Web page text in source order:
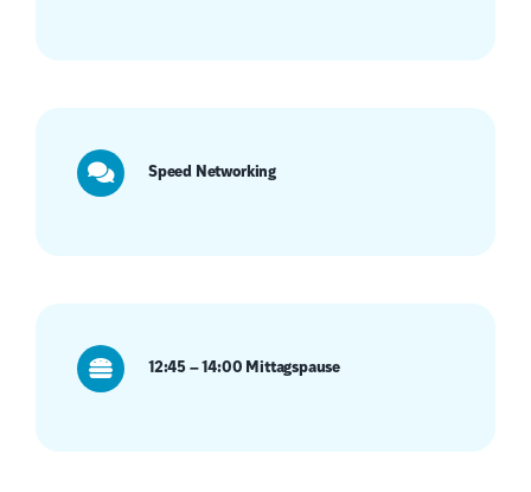
Speed Networking
12:45 – 14:00 Mittagspause